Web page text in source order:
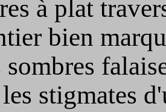
à plat
bien
sombres
stigmates